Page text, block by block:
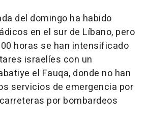
del domingo ha habido
en el sur de Líbano, pero
horas se han intensificado
israelíes con un
el Fauqa, donde no han
servicios de emergencia por
por bombardeos